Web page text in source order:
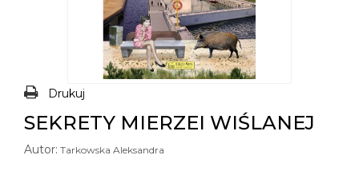
Drukuj
SEKRETY MIERZEI WIŚLANEJ
Autor: Tarkowska Aleksandra